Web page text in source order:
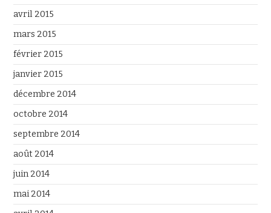
avril 2015
mars 2015
février 2015
janvier 2015
décembre 2014
octobre 2014
septembre 2014
août 2014
juin 2014
mai 2014